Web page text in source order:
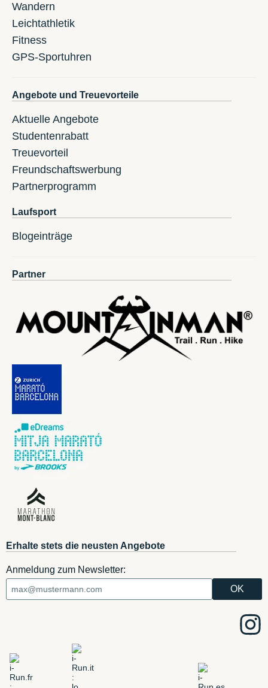
Wandern
Leichtathletik
Fitness
GPS-Sportuhren
Angebote und Treuevorteile
Aktuelle Angebote
Studentenrabatt
Treuevorteil
Freundschaftswerbung
Partnerprogramm
Laufsport
Blogeinträge
Partner
Erhalte stets die neusten Angebote
Anmeldung zum Newsletter: